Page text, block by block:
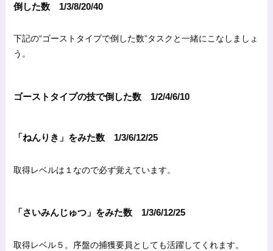
倒した数 1/3/8/20/40
下記の“ゴーストタイプで倒した数”タスクと一緒にこなしましょ
う。
ゴーストタイプの技で倒した数 1/2/4/6/10
「ねんりき」をみた数 1/3/6/12/25
取得レベルは１なので必ず覚えています。
「さいみんじゅつ」をみた数 1/3/6/12/25
取得レベル５。序盤の捕獲要員としても活躍してくれます。